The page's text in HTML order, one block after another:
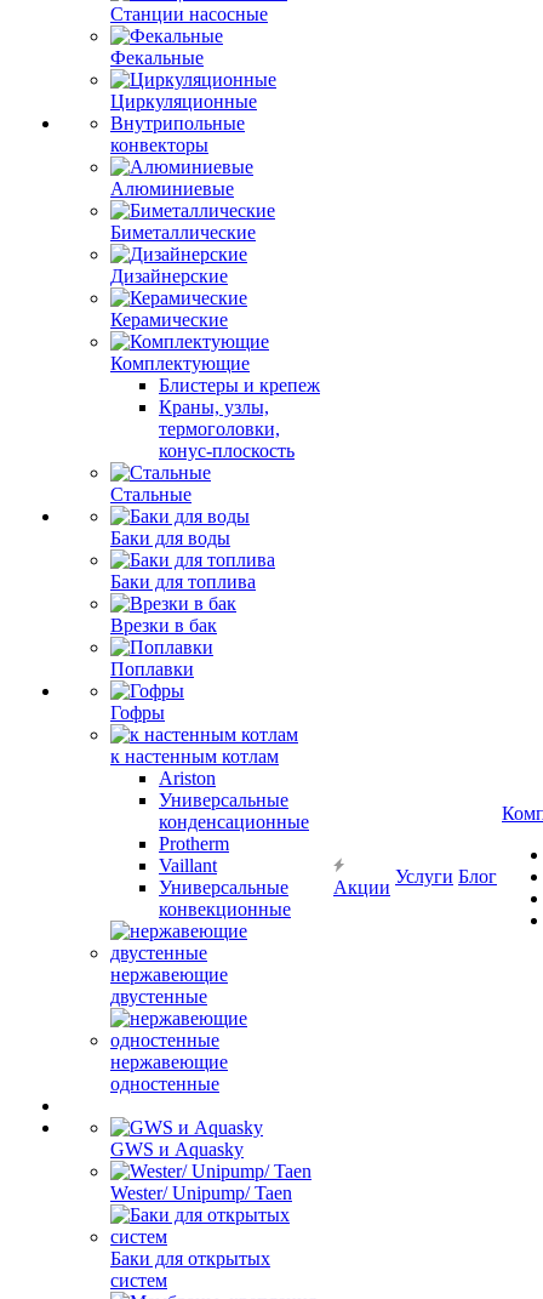
Станции насосные
Фекальные
Циркуляционные
Внутрипольные
конвекторы
Алюминиевые
Биметаллические
Дизайнерские
Керамические
Комплектующие
Блистеры и крепеж
Краны, узлы,
термоголовки,
конус-плоскость
Стальные
Баки для воды
Баки для топлива
Врезки в бак
Поплавки
Гофры
к настенным котлам
Ariston
Универсальные
конденсационные
Protherm
Vaillant
Универсальные
конвекционные
нержавеющие
двустенные
нержавеющие
одностенные
GWS и Aquasky
Wester/ Unipump/ Taen
Баки для открытых
систем
Акции
Услуги Блог